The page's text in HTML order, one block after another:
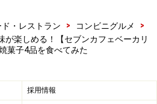
ろな食感や味わいのものがあり
の香りがよく、セブンカフェの
ド・レストラン > コンビニグルメ
>
が楽しめる！【セブンカフェベーカリ
菓子4品を食べてみた
採用情報